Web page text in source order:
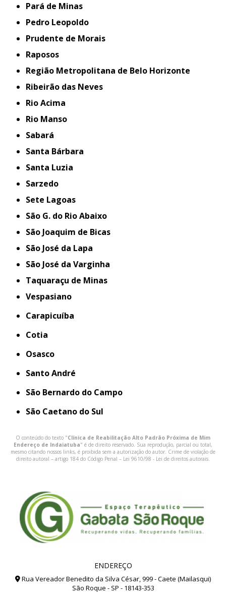
Pará de Minas
Pedro Leopoldo
Prudente de Morais
Raposos
Região Metropolitana de Belo Horizonte
Ribeirão das Neves
Rio Acima
Rio Manso
Sabará
Santa Bárbara
Santa Luzia
Sarzedo
Sete Lagoas
São G. do Rio Abaixo
São Joaquim de Bicas
São José da Lapa
São José da Varginha
Taquaraçu de Minas
Vespasiano
Carapicuíba
Cotia
Osasco
Santo André
São Bernardo do Campo
São Caetano do Sul
O conteúdo do texto "Clínica de Reabilitação Alto Padrão Próxima de Mim
Endereço de Indaiatuba" é de direito reservado. Sua reprodução, parcial ou total,
mesmo citando nossos links, é proibida sem a autorização do autor. Crime de violação de
direito autoral – artigo 184 do Código Penal – Lei 9610/98 - Lei de direitos autorais.
ENDEREÇO
Rua Vereador Benedito da Silva César, 999 - Caete (Mailasqui)
São Roque - SP - 18143-353